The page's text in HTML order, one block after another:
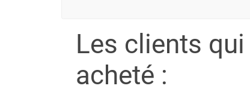
Les clients
acheté :